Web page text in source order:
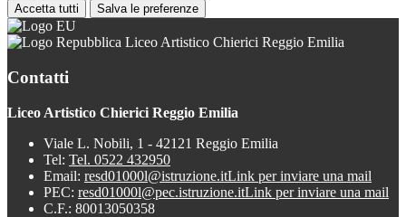
Accetta tutti Salva le preferenze
Liceo Artistico Chierici Reggio Emilia
Contatti
Liceo Artistico Chierici Reggio Emilia
Viale L. Nobili, 1 - 42121 Reggio Emilia
Tel: Tel. 0522 432950
Email: resd01000l@istruzione.itLink per inviare una mail
PEC: resd01000l@pec.istruzione.itLink per inviare una mail
C.F.: 80013050358